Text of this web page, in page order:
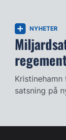
NYHETER
satsning på